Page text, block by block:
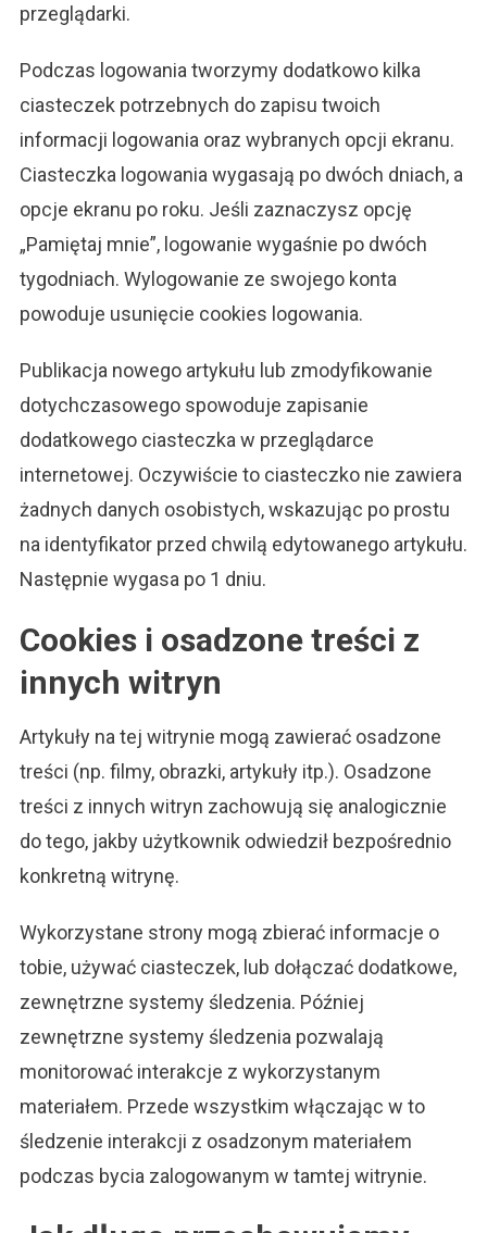
przeglądarki.
Podczas logowania tworzymy dodatkowo kilka
ciasteczek potrzebnych do zapisu twoich
informacji logowania oraz wybranych opcji ekranu.
Ciasteczka logowania wygasają po dwóch dniach, a
opcje ekranu po roku. Jeśli zaznaczysz opcję
„Pamiętaj mnie”, logowanie wygaśnie po dwóch
tygodniach. Wylogowanie ze swojego konta
powoduje usunięcie cookies logowania.
Publikacja nowego artykułu lub zmodyfikowanie
dotychczasowego spowoduje zapisanie
dodatkowego ciasteczka w przeglądarce
internetowej. Oczywiście to ciasteczko nie zawiera
żadnych danych osobistych, wskazując po prostu
na identyfikator przed chwilą edytowanego artykułu.
Następnie wygasa po 1 dniu.
Cookies i osadzone treści z
innych witryn
Artykuły na tej witrynie mogą zawierać osadzone
treści (np. filmy, obrazki, artykuły itp.). Osadzone
treści z innych witryn zachowują się analogicznie
do tego, jakby użytkownik odwiedził bezpośrednio
konkretną witrynę.
Wykorzystane strony mogą zbierać informacje o
tobie, używać ciasteczek, lub dołączać dodatkowe,
zewnętrzne systemy śledzenia. Później
zewnętrzne systemy śledzenia pozwalają
monitorować interakcje z wykorzystanym
materiałem. Przede wszystkim włączając w to
śledzenie interakcji z osadzonym materiałem
podczas bycia zalogowanym w tamtej witrynie.